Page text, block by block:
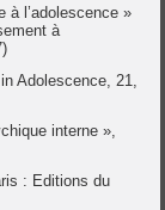
à l’adolescence »
à
Adolescence, 21,
interne »,
: Editions du